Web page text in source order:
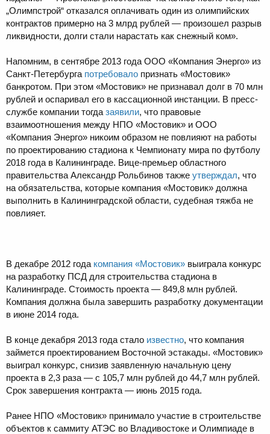
„Олимпстрой“ отказался оплачивать один из олимпийских
контрактов примерно на 3 млрд рублей — произошел разрыв
ликвидности, долги стали нарастать как снежный ком».
Напомним, в сентябре 2013 года ООО «Компания Энерго» из
Санкт-Петербурга потребовало признать «Мостовик»
банкротом. При этом «Мостовик» не признавал долг в 70 млн
рублей и оспаривал его в кассационной инстанции. В пресс-
службе компании тогда заявили, что правовые
взаимоотношения между НПО «Мостовик» и ООО
«Компания Энерго» никоим образом не повлияют на работы
по проектированию стадиона к Чемпионату мира по футболу
2018 года в Калининграде. Вице-премьер областного
правительства Александр Рольбинов также утверждал, что
на обязательства, которые компания «Мостовик» должна
выполнить в Калининградской области, судебная тяжба не
повлияет.
В декабре 2012 года компания «Мостовик» выиграла конкурс
на разработку ПСД для строительства стадиона в
Калининграде. Стоимость проекта — 849,8 млн рублей.
Компания должна была завершить разработку документации
в июне 2014 года.
В конце декабря 2013 года стало известно, что компания
займется проектированием Восточной эстакады. «Мостовик»
выиграл конкурс, снизив заявленную начальную цену
проекта в 2,3 раза — с 105,7 млн рублей до 44,7 млн рублей.
Срок завершения контракта — июнь 2015 года.
Ранее НПО «Мостовик» принимало участие в строительстве
объектов к саммиту АТЭС во Владивостоке и Олимпиаде в